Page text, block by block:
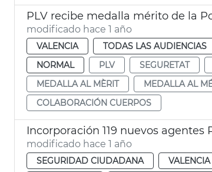
PLV recibe medalla mérito de la
modificado hace 1 año
VALENCIA TODAS LAS AUDIENCIAS
NORMAL
PLV SEGURETAT
MEDALLA AL MÈRIT
MEDALLA AL
COLABORACIÓN CUERPOS
Incorporación 119 nuevos agentes
modificado hace 1 año
SEGURIDAD CIUDADANA VALENCIA